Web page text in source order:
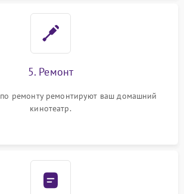
5. Ремонт
ремонту ремонтируют ваш домашний
кинотеатр.